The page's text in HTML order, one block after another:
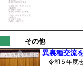
その他
異裏種交流
令和５年度